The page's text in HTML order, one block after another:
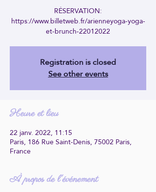
RÉSERVATION:
https://www.billetweb.fr/arienneyoga-yoga-
et-brunch-22012022
Registration is closed
See other events
Heure et lieu
22 janv. 2022, 11:15
Paris, 186 Rue Saint-Denis, 75002 Paris,
France
À propos de l'événement